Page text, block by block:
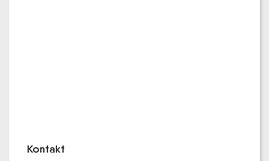
Kontakt